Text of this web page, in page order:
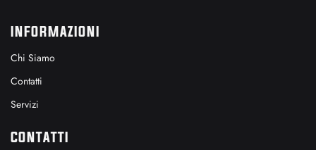
INFORMAZIONI
Chi Siamo
Contatti
Servizi
CONTATTI